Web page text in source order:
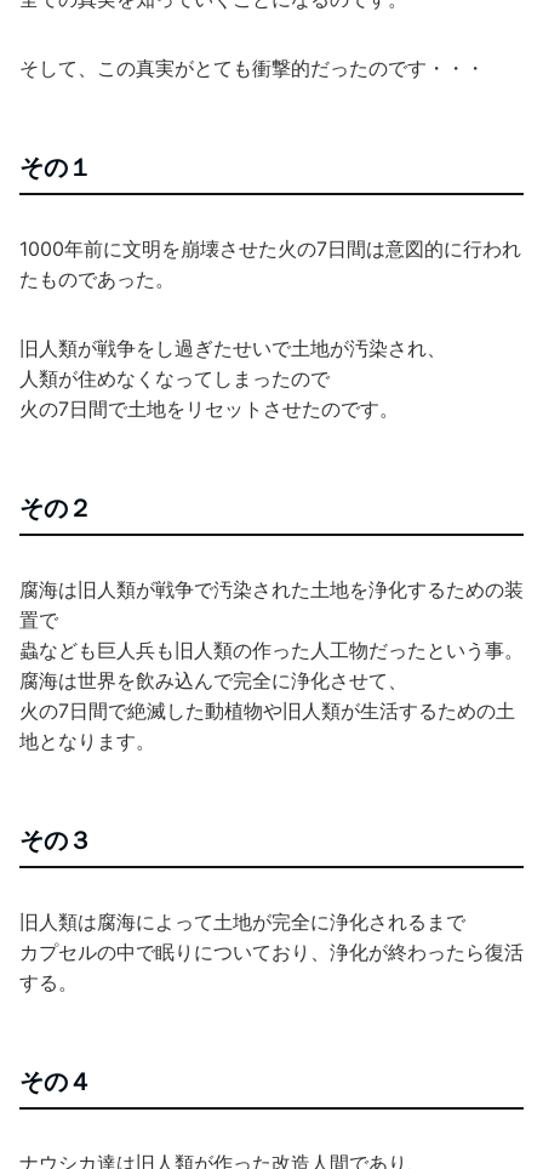
そして、この真実がとても衝撃的だったのです・・・
その１
1000年前に文明を崩壊させた火の7日間は意図的に行われ
たものであった。
旧人類が戦争をし過ぎたせいで土地が汚染され、
人類が住めなくなってしまったので
火の7日間で土地をリセットさせたのです。
その２
腐海は旧人類が戦争で汚染された土地を浄化するための装
置で
蟲なども巨人兵も旧人類の作った人工物だったという事。
腐海は世界を飲み込んで完全に浄化させて、
火の7日間で絶滅した動植物や旧人類が生活するための土
地となります。
その３
旧人類は腐海によって土地が完全に浄化されるまで
カプセルの中で眠りについており、浄化が終わったら復活
する。
その４
ナウシカ達は旧人類が作った改造人間であり、